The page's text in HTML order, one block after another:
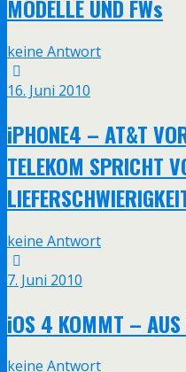
MODELLE UND FWs
keine Antwort
16. Juni 2010
iPHONE4 – AT&T
TELEKOM SPRICHT
keine Antwort
7. Juni 2010
iOS 4 KOMMT – AUS
keine Antwort